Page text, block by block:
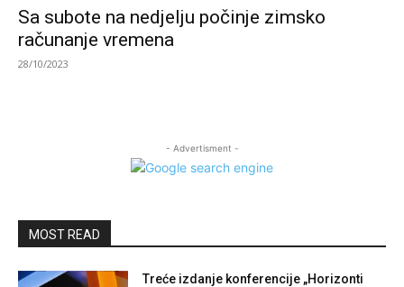
Sa subote na nedjelju počinje zimsko
računanje vremena
28/10/2023
- Advertisment -
MOST READ
Treće izdanje konferencije „Horizonti